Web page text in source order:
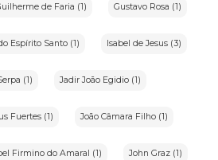
de Faria (1) Gustavo Rosa (1)
Espírito Santo (1) Isabel de Jesus (3)
(1) Jadir João Egidio (1)
Fuertes (1) João Câmara Filho (1)
Firmino do Amaral (1) John Graz (1)